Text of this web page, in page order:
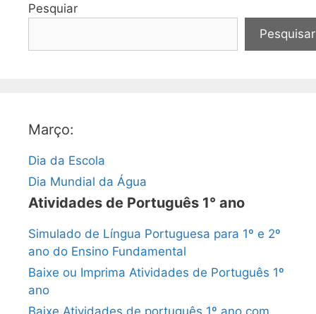
Pesquiar
Pesquisar
Março:
Dia da Escola
Dia Mundial da Água
Atividades de Português 1° ano
Simulado de Língua Portuguesa para 1º e 2º
ano do Ensino Fundamental
Baixe ou Imprima Atividades de Português 1º
ano
Baixe Atividades de português 1º ano com